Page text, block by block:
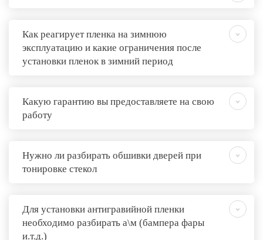
Как реагирует пленка на зимнюю
эксплуатацию и какие ограничения после
установки пленок в зимний период
Какую гарантию вы предоставляете на свою
работу
Нужно ли разбирать обшивки дверей при
тонировке стекол
Для установки антигравийной пленки
необходимо разбирать а\м (бампера фары
и.т.д.)